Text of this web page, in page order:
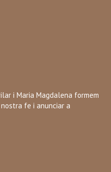
i Maria Magdalena formem
fe i anunciar a